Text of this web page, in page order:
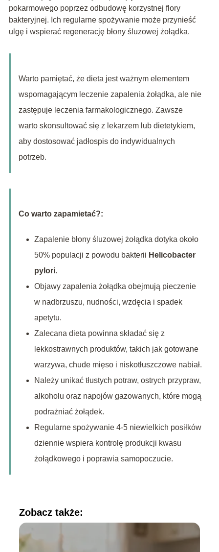
pokarmowego poprzez odbudowę korzystnej flory
bakteryjnej. Ich regularne spożywanie może przynieść
ulgę i wspierać regenerację błony śluzowej żołądka.
Warto pamiętać, że dieta jest ważnym elementem
wspomagającym leczenie zapalenia żołądka, ale nie
zastępuje leczenia farmakologicznego. Zawsze
warto skonsultować się z lekarzem lub dietetykiem,
aby dostosować jadłospis do indywidualnych
potrzeb.
Co warto zapamietać?:
Zapalenie błony śluzowej żołądka dotyka około
50% populacji z powodu bakterii Helicobacter
pylori.
Objawy zapalenia żołądka obejmują pieczenie
w nadbrzuszu, nudności, wzdęcia i spadek
apetytu.
Zalecana dieta powinna składać się z
lekkostrawnych produktów, takich jak gotowane
warzywa, chude mięso i niskotłuszczowe nabiał.
Należy unikać tłustych potraw, ostrych przypraw,
alkoholu oraz napojów gazowanych, które mogą
podrażniać żołądek.
Regularne spożywanie 4-5 niewielkich posiłków
dziennie wspiera kontrolę produkcji kwasu
żołądkowego i poprawia samopoczucie.
Zobacz także: